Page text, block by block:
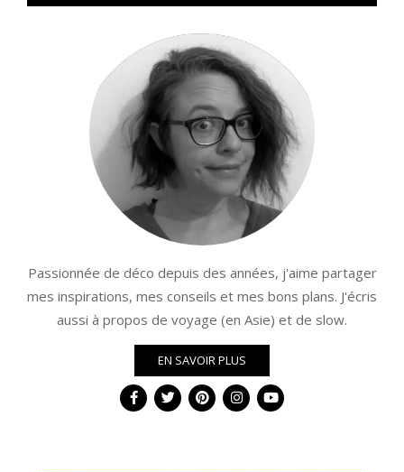
Passionnée de déco depuis des années, j'aime partager
mes inspirations, mes conseils et mes bons plans. J'écris
aussi à propos de voyage (en Asie) et de slow.
EN SAVOIR PLUS